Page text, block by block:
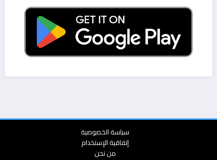
سياسة الخصوصية
إتفاقية الإستخدام
من نحن